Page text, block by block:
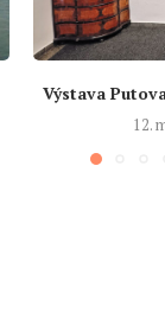
Výstava
12.